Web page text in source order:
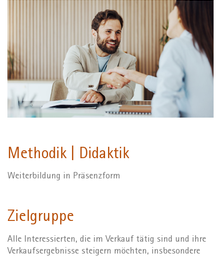
Methodik | Didaktik
Weiterbildung in Präsenzform
Zielgruppe
Alle Interessierten, die im Verkauf tätig sind und ihre
Verkaufsergebnisse steigern möchten, insbesondere